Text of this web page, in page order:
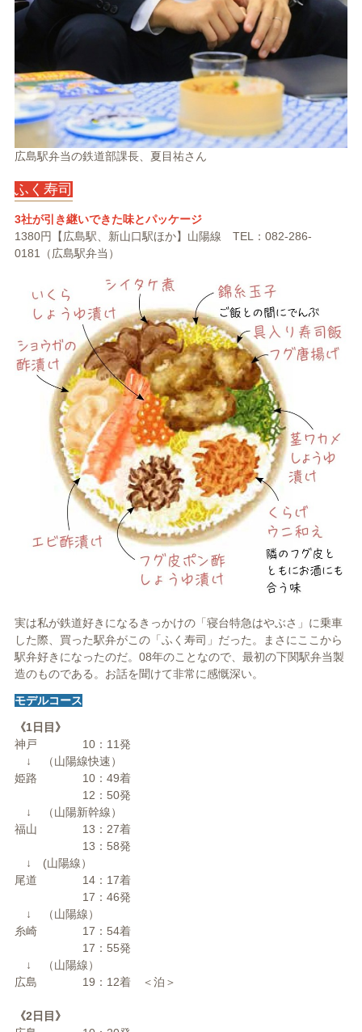
広島駅弁当の鉄道部課長、夏目祐さん
ふく寿司
3社が引き継いできた味とパッケージ
1380円【広島駅、新山口駅ほか】山陽線 TEL：082-286-
0181（広島駅弁当）
実は私が鉄道好きになるきっかけの「寝台特急はやぶさ」に乗車
した際、買った駅弁がこの「ふく寿司」だった。まさにここから
駅弁好きになったのだ。08年のことなので、最初の下関駅弁当製
造のものである。お話を聞けて非常に感慨深い。
モデルコース
《1日目》
神戸 10：11発
↓ （山陽線快速）
姫路 10：49着
12：50発
↓ （山陽新幹線）
福山 13：27着
13：58発
↓ (山陽線）
尾道 14：17着
17：46発
↓ （山陽線）
糸崎 17：54着
17：55発
↓ （山陽線）
広島 19：12着 ＜泊＞
《2日目》